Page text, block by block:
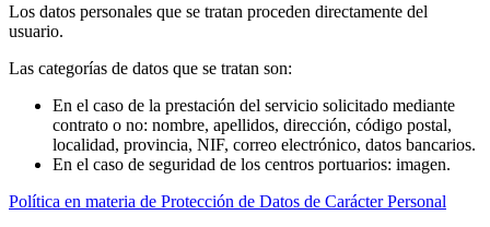
Los datos personales que se tratan proceden directamente del
usuario.
Las categorías de datos que se tratan son:
En el caso de la prestación del servicio solicitado mediante
contrato o no: nombre, apellidos, dirección, código postal,
localidad, provincia, NIF, correo electrónico, datos bancarios.
En el caso de seguridad de los centros portuarios: imagen.
Política en materia de Protección de Datos de Carácter Personal